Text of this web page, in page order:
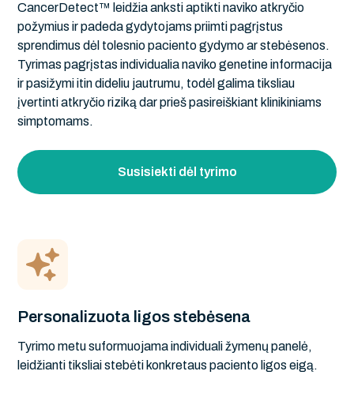
CancerDetect™ leidžia anksti aptikti naviko atkryčio
požymius ir padeda gydytojams priimti pagrįstus
sprendimus dėl tolesnio paciento gydymo ar stebėsenos.
Tyrimas pagrįstas individualia naviko genetine informacija
ir pasižymi itin dideliu jautrumu, todėl galima tiksliau
įvertinti atkryčio riziką dar prieš pasireiškiant klinikiniams
simptomams.
Susisiekti dėl tyrimo
Personalizuota ligos stebėsena
Tyrimo metu suformuojama individuali žymenų panelė,
leidžianti tiksliai stebėti konkretaus paciento ligos eigą.